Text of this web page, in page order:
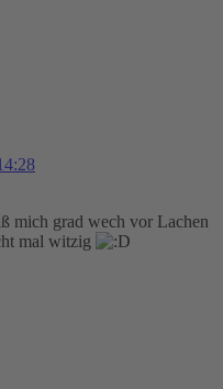
mich grad wech vor Lachen
mal witzig